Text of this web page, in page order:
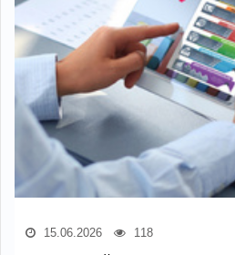
15.06.2026 118